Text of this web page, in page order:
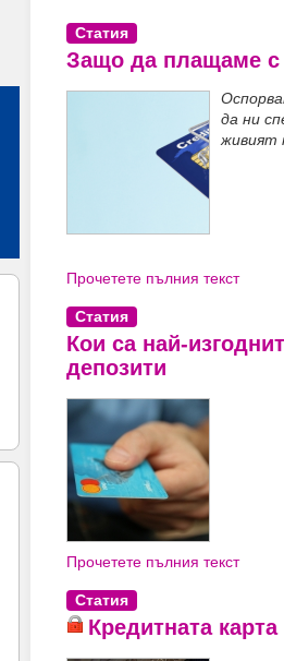
Статия
Защо да плащаме с
да ни
живият
Прочетете пълния текст
Статия
Кои са най-
депозити
Прочетете пълния текст
Статия
Кредитната карта